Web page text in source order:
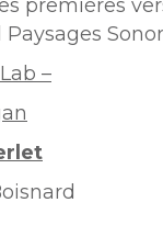
premières
–